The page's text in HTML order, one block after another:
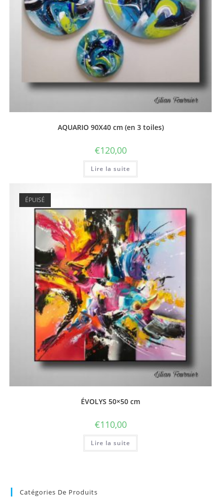
AQUARIO 90X40 cm (en 3 toiles)
€120,00
Lire la suite
ÉPUISÉ
ÉVOLYS 50×50 cm
€110,00
Lire la suite
Catégories De Produits